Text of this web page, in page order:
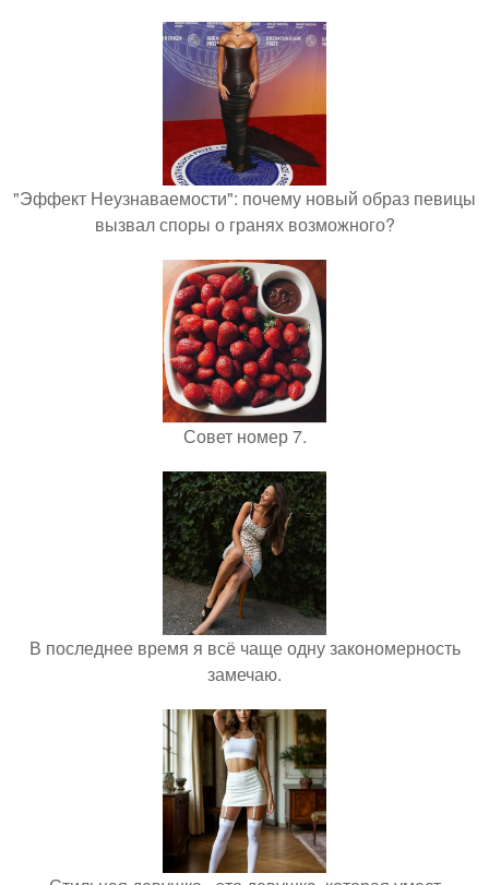
"Эффект Неузнаваемости": почему новый образ певицы
вызвал споры о гранях возможного?
Совет номер 7.
В последнее время я всё чаще одну закономерность
замечаю.